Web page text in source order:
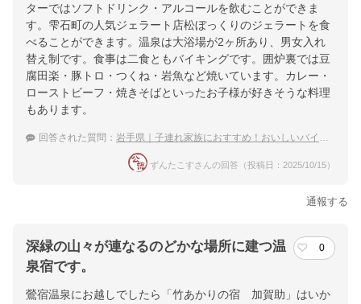
ターではソフトドリンク・アルコールを飲むことができま
す。雫石町の人気ジェラート店松ぼっくりのジェラートを食
べることができます。温泉は大浴場が2ヶ所あり、男女入れ
替え制です。食事は二食ともバイキングです。囲炉裏では豆
腐田楽・豚トロ・つくね・岩魚など焼いています。カレー・
ローストビーフ・焼きそばといったお子様が好きそうな料理
もあります。
回答された質問： 岩手県｜子連れ家族におすすめ！おいしいバイキングのある宿は？
ずんたこすさんの回答（投稿日：2025/10/15）
通報する
深緑の山々が連なるのどかな場所に建つ温
泉宿です。
0
鶯宿温泉にお越しでしたら「竹あかりの宿 加賀助」はいか